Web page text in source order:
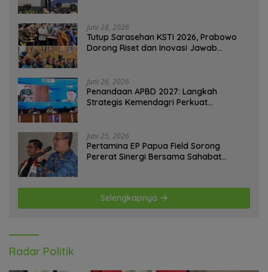
Juni 28, 2026
Tutup Sarasehan KSTI 2026, Prabowo
Dorong Riset dan Inovasi Jawab
Juni 26, 2026
Penandaan APBD 2027: Langkah
Strategis Kemendagri Perkuat
Juni 25, 2026
Pertamina EP Papua Field Sorong
Pererat Sinergi Bersama Sahabat
Selengkapnya
Radar Politik